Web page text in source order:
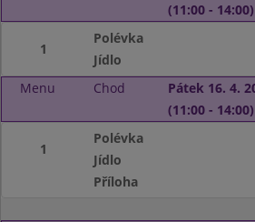
(11:00 - 14:00)
1
Polévka
Jídlo
Menu
Chod
Pátek 16. 4.
(11:00 - 14:00)
1
Polévka
Jídlo
Příloha